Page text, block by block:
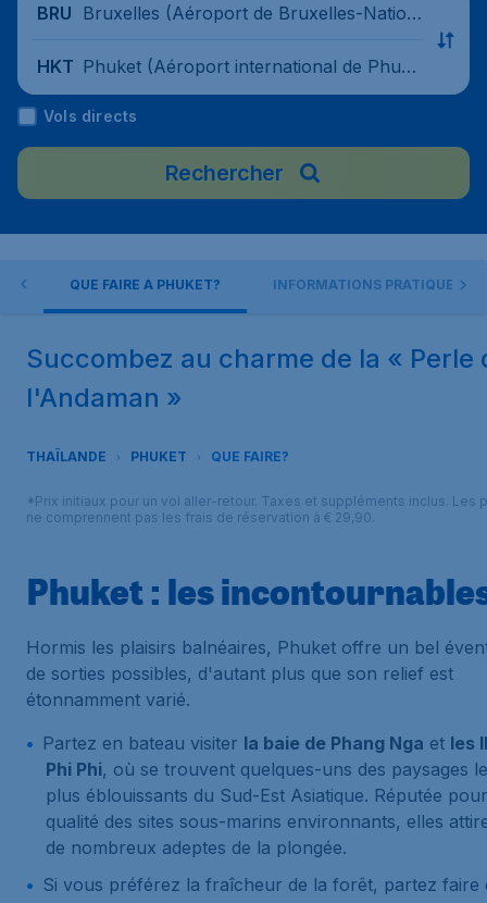
BRU Bruxelles (Aéroport de Bruxelles-Nation
HKT Phuket (Aéroport international de Phuke
t), Thaïlande
Vols directs
Rechercher
QUE FAIRE À PHUKET? INFORMATIONS PRATIQUES
Succombez au charme de la « Perle
l'Andaman »
THAÏLANDE PHUKET QUE FAIRE?
*Prix initiaux pour un vol aller-retour. Taxes et suppléments inclus. Les
ne comprennent pas les frais de réservation à € 29,90.
Phuket : les
Hormis les plaisirs balnéaires, Phuket offre un bel
de sorties possibles, d'autant plus que son relief est
étonnamment varié.
Partez en bateau visiter la baie de Phang Nga et les
Phi Phi, où se trouvent quelques-uns des paysages
plus éblouissants du Sud-Est Asiatique. Réputée
qualité des sites sous-marins environnants, elles
de nombreux adeptes de la plongée.
Si vous préférez la fraîcheur de la forêt, partez faire